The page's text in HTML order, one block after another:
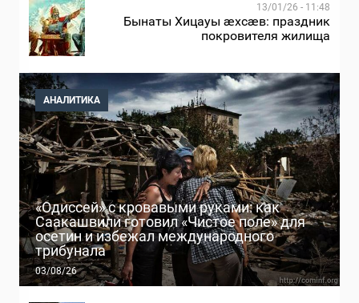
13/01/26 - 11:48
Бынаты Хицауы æхсæв: праздник
покровителя жилища
«Одиссей» с кровавыми руками: как
Саакашвили готовил «Чистое поле» для
осетин и избежал международного
трибунала
03/08/26
АНАЛИТИКА